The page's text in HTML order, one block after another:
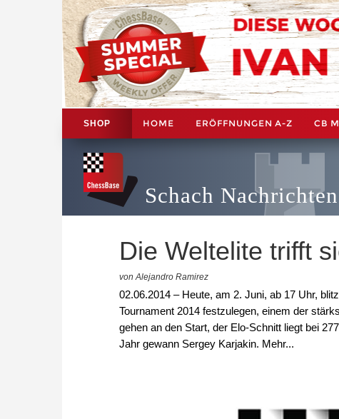
SHOP HOME ERÖFFNUNGEN A-Z CB
Schach Nachrichten
Die Weltelite trifft
von Alejandro Ramirez
02.06.2014 – Heute, am 2. Juni, ab 17 Uhr,
Tournament 2014 festzulegen, einem der
gehen an den Start, der Elo-Schnitt liegt bei
Jahr gewann Sergey Karjakin. Mehr...